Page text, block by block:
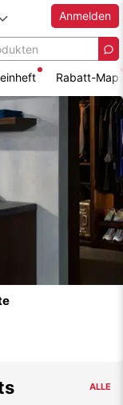
Anmelden
Rabatt-Map
ALLE